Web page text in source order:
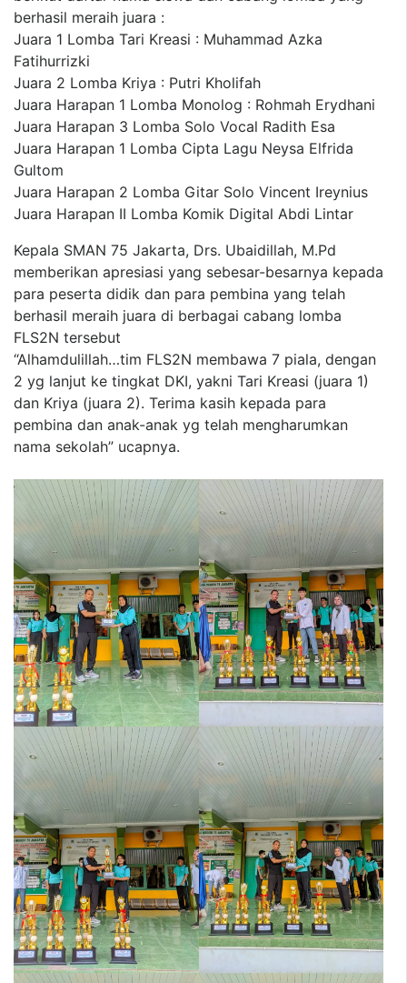
berhasil meraih juara :
Juara 1 Lomba Tari Kreasi : Muhammad Azka
Fatihurrizki
Juara 2 Lomba Kriya : Putri Kholifah
Juara Harapan 1 Lomba Monolog : Rohmah Erydhani
Juara Harapan 3 Lomba Solo Vocal Radith Esa
Juara Harapan 1 Lomba Cipta Lagu Neysa Elfrida
Gultom
Juara Harapan 2 Lomba Gitar Solo Vincent Ireynius
Juara Harapan II Lomba Komik Digital Abdi Lintar
Kepala SMAN 75 Jakarta, Drs. Ubaidillah, M.Pd
memberikan apresiasi yang sebesar-besarnya kepada
para peserta didik dan para pembina yang telah
berhasil meraih juara di berbagai cabang lomba
FLS2N tersebut
“Alhamdulillah…tim FLS2N membawa 7 piala, dengan
2 yg lanjut ke tingkat DKI, yakni Tari Kreasi (juara 1)
dan Kriya (juara 2). Terima kasih kepada para
pembina dan anak-anak yg telah mengharumkan
nama sekolah” ucapnya.